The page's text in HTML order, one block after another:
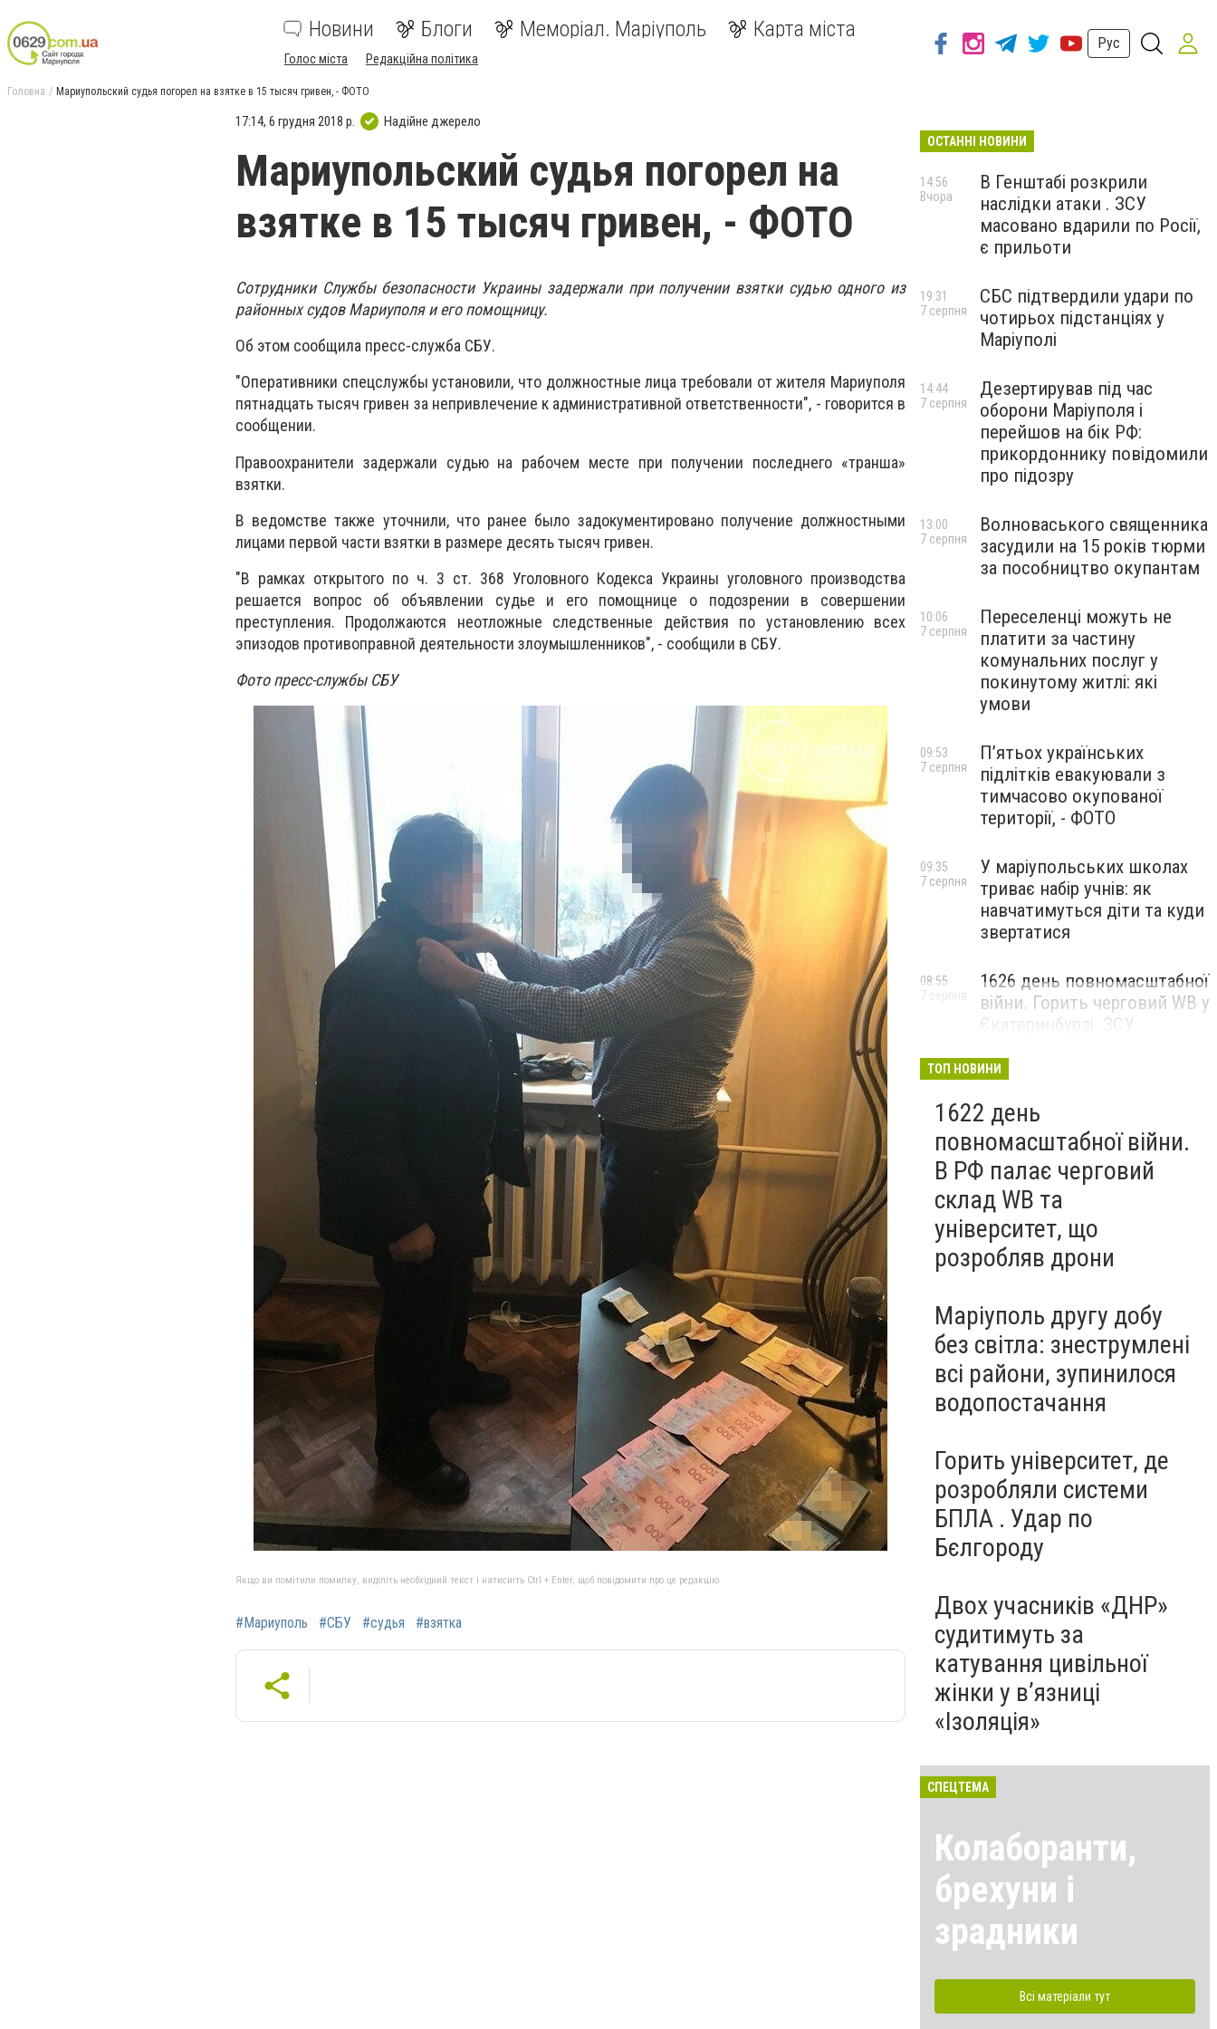
Новини Блоги Меморіал. Маріуполь Карта міста
Голос міста Редакційна політика
Рус
Головна Мариупольский судья погорел на взятке в 15 тысяч гривен, - ФОТО
17:14, 6 грудня 2018 р. Надійне джерело
Мариупольский судья погорел на
взятке в 15 тысяч гривен, - ФОТО
Сотрудники Службы безопасности Украины задержали при получении взятки судью одного из
районных судов Мариуполя и его помощницу.
Об этом сообщила пресс-служба СБУ.
"Оперативники спецслужбы установили, что должностные лица требовали от жителя Мариуполя
пятнадцать тысяч гривен за непривлечение к административной ответственности", - говорится в
сообщении.
Правоохранители задержали судью на рабочем месте при получении последнего «транша»
взятки.
В ведомстве также уточнили, что ранее было задокументировано получение должностными
лицами первой части взятки в размере десять тысяч гривен.
"В рамках открытого по ч. 3 ст. 368 Уголовного Кодекса Украины уголовного производства
решается вопрос об объявлении судье и его помощнице о подозрении в совершении
преступления. Продолжаются неотложные следственные действия по установлению всех
эпизодов противоправной деятельности злоумышленников", - сообщили в СБУ.
Фото пресс-службы СБУ
Якщо ви помітили помилку, виділіть необхідний текст і натисніть Ctrl + Enter, щоб повідомити про це редакцію
#Мариуполь #СБУ #судья #взятка
ОСТАННІ НОВИНИ
В Генштабі розкрили
наслідки атаки . ЗСУ
масовано вдарили по Росії,
є прильоти
14:56
Вчора
СБС підтвердили удари по
чотирьох підстанціях у
Маріуполі
19:31
7 серпня
Дезертирував під час
оборони Маріуполя і
перейшов на бік РФ:
прикордоннику повідомили
про підозру
14:44
7 серпня
Волноваського священника
засудили на 15 років тюрми
за пособництво окупантам
13:00
7 серпня
Переселенці можуть не
платити за частину
комунальних послуг у
покинутому житлі: які
умови
10:06
7 серпня
П’ятьох українських
підлітків евакуювали з
тимчасово окупованої
території, - ФОТО
09:53
7 серпня
У маріупольських школах
триває набір учнів: як
навчатимуться діти та куди
звертатися
09:35
7 серпня
1626 день повномасштабної
війни. Горить черговий WB у
Єкатеринбурзі. ЗСУ
Маріуполі
08:55
7 серпня
ТОП НОВИНИ
1622 день
повномасштабної війни.
В РФ палає черговий
склад WB та
університет, що
розробляв дрони
Маріуполь другу добу
без світла: знеструмлені
всі райони, зупинилося
водопостачання
Горить університет, де
розробляли системи
БПЛА . Удар по
Бєлгороду
Двох учасників «ДНР»
судитимуть за
катування цивільної
жінки у в’язниці
«Ізоляція»
СПЕЦТЕМА
Колаборанти,
брехуни і
зрадники
Всі матеріали тут